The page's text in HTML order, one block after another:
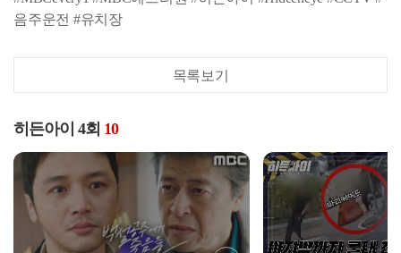
음주운전 #유치장
목록보기
히든아이 4회 10